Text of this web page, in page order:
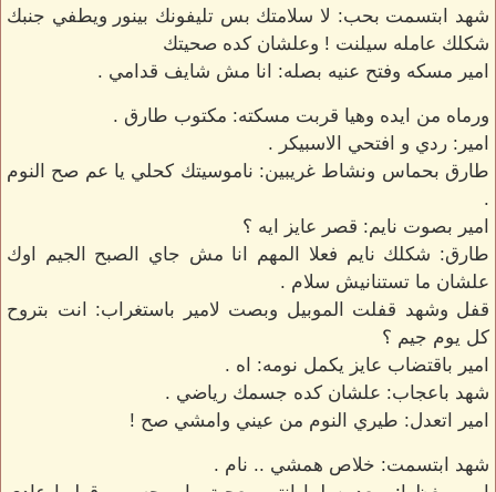
شهد ابتسمت بحب: لا سلامتك بس تليفونك بينور ويطفي جنبك
شكلك عامله سيلنت ! وعلشان كده صحيتك
امير مسكه وفتح عنيه بصله: انا مش شايف قدامي .
ورماه من ايده وهيا قربت مسكته: مكتوب طارق .
امير: ردي و افتحي الاسبيكر .
طارق بحماس ونشاط غريبين: ناموسيتك كحلي يا عم صح النوم
.
امير بصوت نايم: قصر عايز ايه ؟
طارق: شكلك نايم فعلا المهم انا مش جاي الصبح الجيم اوك
علشان ما تستنانيش سلام .
قفل وشهد قفلت الموبيل وبصت لامير باستغراب: انت بتروح
كل يوم جيم ؟
امير باقتضاب عايز يكمل نومه: اه .
شهد باعجاب: علشان كده جسمك رياضي .
امير اتعدل: طيري النوم من عيني وامشي صح !
شهد ابتسمت: خلاص همشي .. نام .